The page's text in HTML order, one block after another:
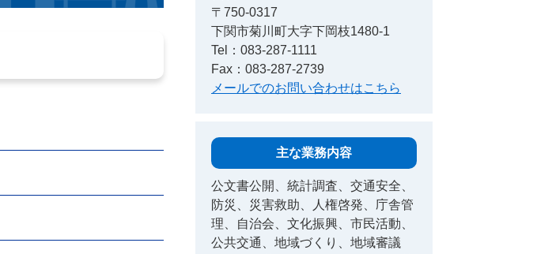
〒750-0317
下関市菊川町大字下岡枝1480-1
Tel：083-287-1111
Fax：083-287-2739
メールでのお問い合わせはこちら
主な業務内容
公文書公開、統計調査、交通安全、
防災、災害救助、人権啓発、庁舎管
理、自治会、文化振興、市民活動、
公共交通、地域づくり、地域審議